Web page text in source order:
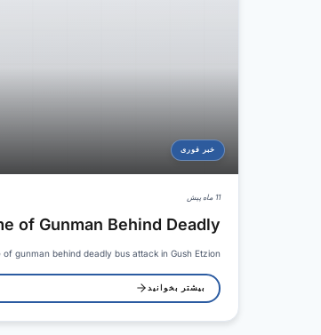
خبر فوری
11 ماه پیش
of Gunman Behind Deadly…
gunman behind deadly bus attack in Gush Etzion.…
بیشتر بخوانید